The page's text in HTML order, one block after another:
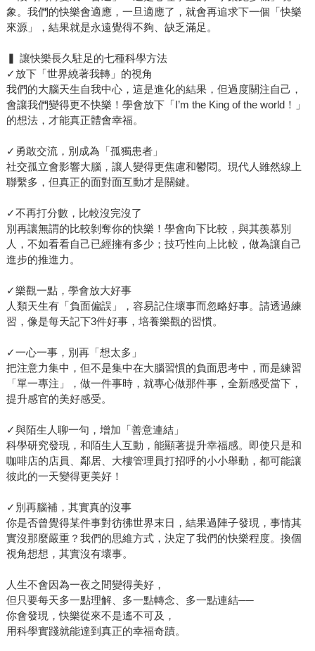
象。我們的快樂會適應，一旦適應了，就會再追求下一個「快樂
來源」，結果就是永遠覺得不夠、缺乏滿足。
▍ 讓快樂長久駐足的七種科學方法
✓放下「世界繞著我轉」的視角
我們的大腦天生自我中心，這是進化的結果，但過度關注自己，
會讓我們變得更不快樂！學會放下「I’m the King of the world！」
的想法，才能真正體會幸福。
✓勇敢交流，別成為「孤獨患者」
社交孤立會影響大腦，讓人變得更焦慮和鬱悶。現代人雖然線上
聯繫多，但真正的面對面互動才是關鍵。
✓不再打分數，比較沒完沒了
別再讓無謂的比較剝奪你的快樂！學會向下比較，與其羨慕別
人，不如看看自己已經擁有多少；技巧性向上比較，做為讓自己
進步的推進力。
✓樂觀一點，學會放大好事
人類天生有「負面偏誤」，容易記住壞事而忽略好事。請透過練
習，像是每天記下3件好事，培養樂觀的習慣。
✓一心一事，別再「想太多」
把注意力集中，但不是集中在大腦習慣的負面思考中，而是練習
「單一專注」，做一件事時，就專心做那件事，全新感受當下，
提升感官的美好感受。
✓與陌生人聊一句，增加「善意連結」
科學研究發現，和陌生人互動，能顯著提升幸福感。即使只是和
咖啡店的店員、鄰居、大樓管理員打招呼的小小舉動，都可能讓
彼此的一天變得更美好！
✓別再腦補，其實真的沒事
你是否曾覺得某件事對彷彿世界末日，結果過陣子發現，事情其
實沒那麼嚴重？我們的思維方式，決定了我們的快樂程度。換個
視角想想，其實沒有壞事。
人生不會因為一夜之間變得美好，
但只要每天多一點理解、多一點轉念、多一點連結──
你會發現，快樂從來不是遙不可及，
用科學實踐就能達到真正的幸福奇蹟。